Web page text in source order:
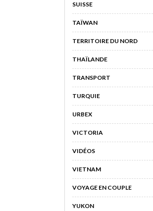
SUISSE
TAÏWAN
TERRITOIRE DU NORD
THAÏLANDE
TRANSPORT
TURQUIE
URBEX
VICTORIA
VIDÉOS
VIETNAM
VOYAGE EN COUPLE
YUKON